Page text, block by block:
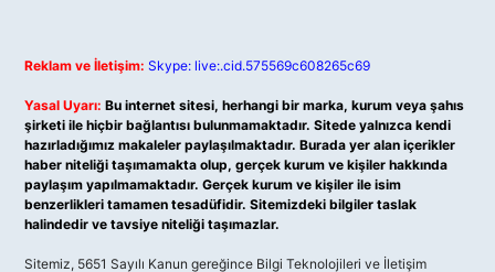
Reklam ve İletişim: Skype: live:.cid.575569c608265c69
Yasal Uyarı: Bu internet sitesi, herhangi bir marka, kurum veya şahıs
şirketi ile hiçbir bağlantısı bulunmamaktadır. Sitede yalnızca kendi
hazırladığımız makaleler paylaşılmaktadır. Burada yer alan içerikler
haber niteliği taşımamakta olup, gerçek kurum ve kişiler hakkında
paylaşım yapılmamaktadır. Gerçek kurum ve kişiler ile isim
benzerlikleri tamamen tesadüfidir. Sitemizdeki bilgiler taslak
halindedir ve tavsiye niteliği taşımazlar.
Sitemiz, 5651 Sayılı Kanun gereğince Bilgi Teknolojileri ve İletişim